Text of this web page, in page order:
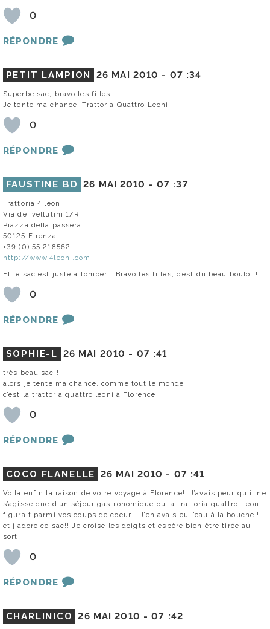
0
RÉPONDRE
PETIT LAMPION 26 MAI 2010 - 07 :34
Superbe sac, bravo les filles!
Je tente ma chance: Trattoria Quattro Leoni
0
RÉPONDRE
FAUSTINE BD 26 MAI 2010 - 07 :37
Trattoria 4 leoni
Via dei vellutini 1/R
Piazza della passera
50125 Firenza
+39 (0) 55 218562
http://www.4leoni.com
Et le sac est juste à tomber…. Bravo les filles, c’est du beau boulot !
0
RÉPONDRE
SOPHIE-L 26 MAI 2010 - 07 :41
très beau sac !
alors je tente ma chance, comme tout le monde
c’est la trattoria quattro leoni à Florence
0
RÉPONDRE
COCO FLANELLE 26 MAI 2010 - 07 :41
Voila enfin la raison de votre voyage à Florence!! J’avais peur qu’il ne
s’agisse que d’un séjour gastronomique ou la trattoria quattro Leoni
figurait parmi vos coups de coeur … J’en avais eu l’eau à la bouche !!
et j’adore ce sac!! Je croise les doigts et espère bien être tirée au
sort
0
RÉPONDRE
CHARLINICO 26 MAI 2010 -07 :42